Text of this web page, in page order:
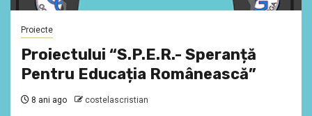
Proiecte
Proiectului “S.P.E.R.- Speranță
Pentru Educația Românească”
8 ani ago costelascristian